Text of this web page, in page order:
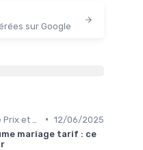
sur Google
• 12/06/2025
mariage tarif : ce